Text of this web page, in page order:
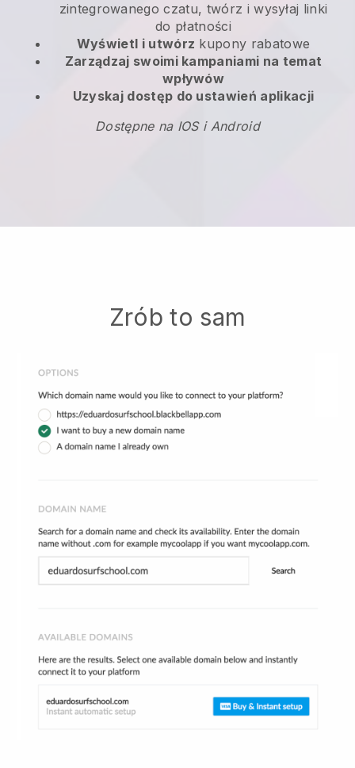
zintegrowanego czatu, twórz i wysyłaj linki
do płatności
Wyświetl i utwórz kupony rabatowe
Zarządzaj swoimi kampaniami na temat
wpływów
Uzyskaj dostęp do ustawień aplikacji
Dostępne na IOS i Android
Zrób to sam